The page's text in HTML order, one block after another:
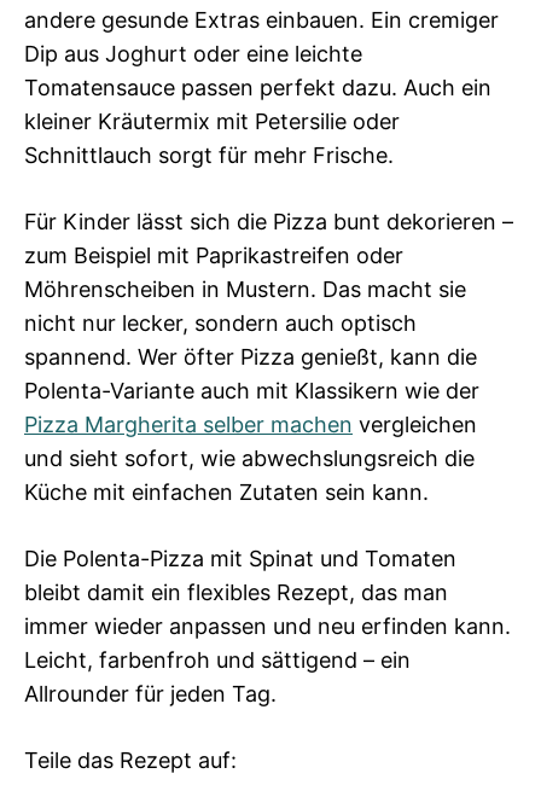
andere gesunde Extras einbauen. Ein cremiger
Dip aus Joghurt oder eine leichte
Tomatensauce passen perfekt dazu. Auch ein
kleiner Kräutermix mit Petersilie oder
Schnittlauch sorgt für mehr Frische.
Für Kinder lässt sich die Pizza bunt dekorieren –
zum Beispiel mit Paprikastreifen oder
Möhrenscheiben in Mustern. Das macht sie
nicht nur lecker, sondern auch optisch
spannend. Wer öfter Pizza genießt, kann die
Polenta-Variante auch mit Klassikern wie der
Pizza Margherita selber machen vergleichen
und sieht sofort, wie abwechslungsreich die
Küche mit einfachen Zutaten sein kann.
Die Polenta-Pizza mit Spinat und Tomaten
bleibt damit ein flexibles Rezept, das man
immer wieder anpassen und neu erfinden kann.
Leicht, farbenfroh und sättigend – ein
Allrounder für jeden Tag.
Teile das Rezept auf: